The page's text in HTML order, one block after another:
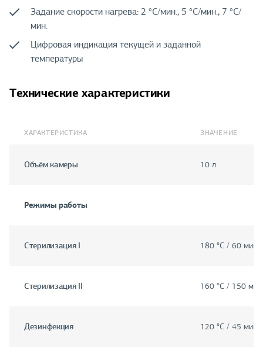
Задание скорости нагрева: 2 °C/мин., 5 °C/мин., 7 °C/
мин.
Цифровая индикация текущей и заданной
температуры
Технические характеристики
ХАРАКТЕРИСТИКА ЗНАЧЕНИЕ
Объём камеры 10 л
Режимы работы
Стерилизация I 180 °C / 60 мин
Стерилизация II 160 °C / 150 мин
Дезинфекция 120 °C / 45 мин